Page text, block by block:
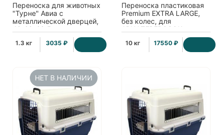
Переноска для животных
"Турне" Авиа с
металлической дверцей,
42*29*29,5см,
фиолетовая
1.3 кг 3035 ₽
Переноска пластиковая
Premium EXTRA LARGE,
без колес, для
АВИАПЕРЕВОЗОК,
93*63*59 см (5109)
10 кг 17550 ₽
НЕТ В НАЛИЧИИ